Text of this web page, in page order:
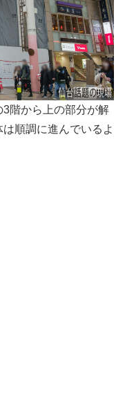
階から上の部分が解
順調に進んでいるよ